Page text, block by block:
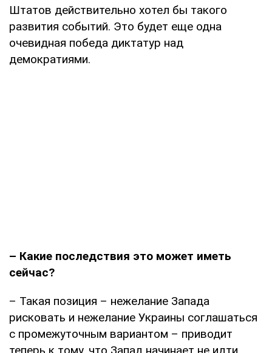
Штатов действительно хотел бы такого
развития событий. Это будет еще одна
очевидная победа диктатур над
демократиями.
– Какие последствия это может иметь
сейчас?
– Такая позиция – нежелание Запада
рисковать и нежелание Украины соглашаться
с промежуточным вариантом – приводит